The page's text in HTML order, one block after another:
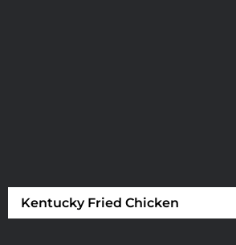
Kentucky Fried Chicken